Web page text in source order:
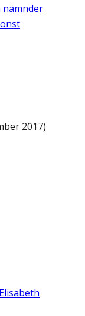
nämnder
2017)
Elisabeth